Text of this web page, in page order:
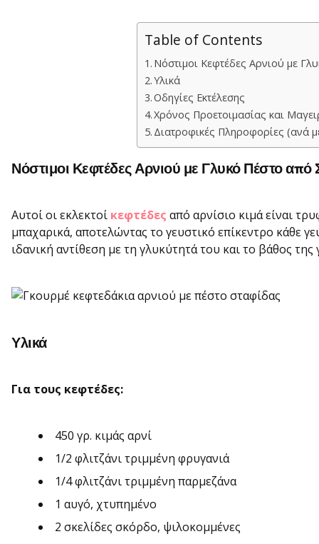
Table of Contents
Νόστιμοι Κεφτέδες Αρνιού με
Υλικά
Οδηγίες Εκτέλεσης
Χρόνος Προετοιμασίας και
Διατροφικές Πληροφορίες (ανά
Νόστιμοι Κεφτέδες Αρνιού με Γλυκό Πέστο από
Αυτοί οι εκλεκτοί κεφτέδες από αρνίσιο κιμά είναι
μπαχαρικά, αποτελώντας το γευστικό επίκεντρο κάθε
ιδανική αντίθεση με τη γλυκύτητά του και το βάθος
Υλικά
Για τους κεφτέδες:
450 γρ. κιμάς αρνί
1/2 φλιτζάνι τριμμένη φρυγανιά
1/4 φλιτζάνι τριμμένη παρμεζάνα
1 αυγό, χτυπημένο
2 σκελίδες σκόρδο, ψιλοκομμένες